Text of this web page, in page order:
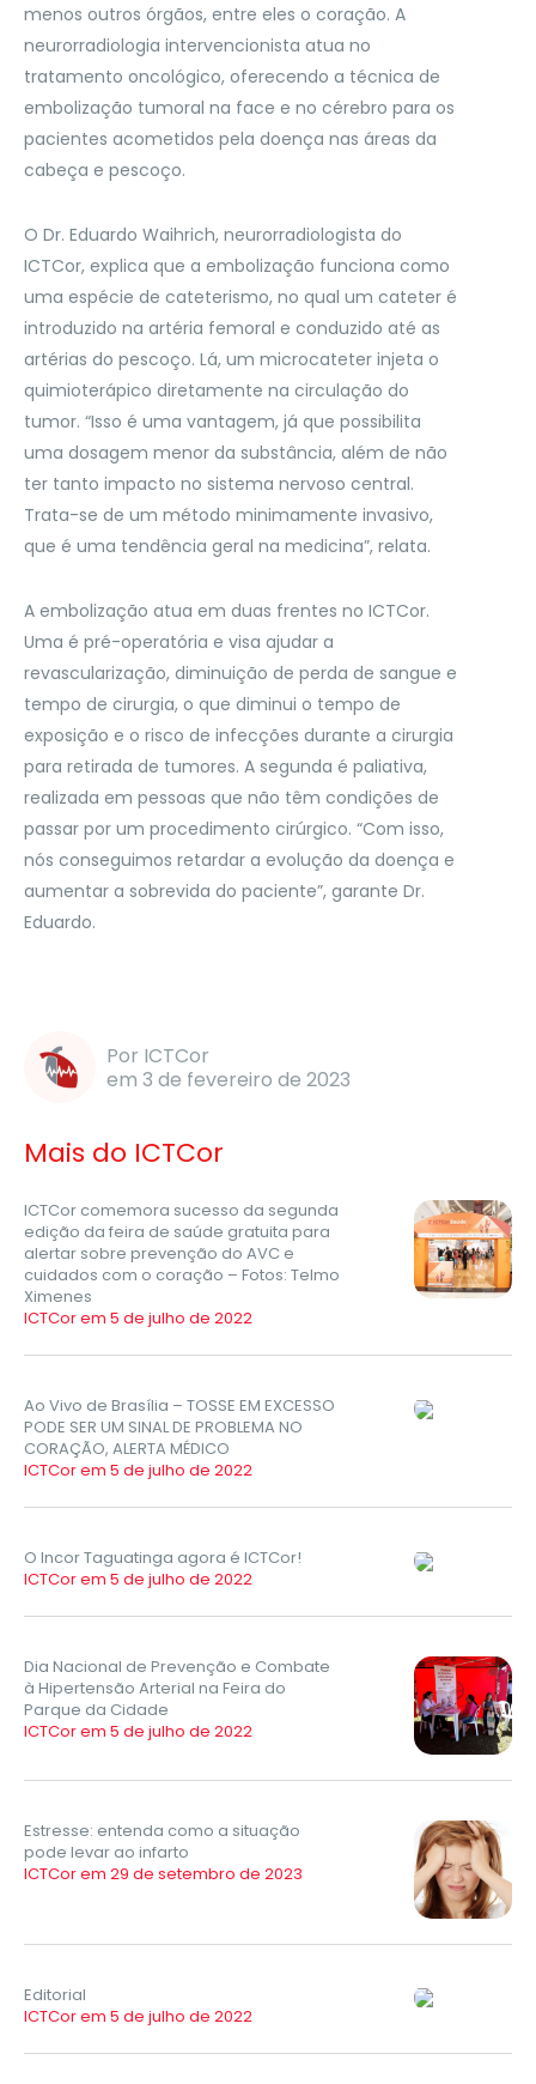
menos outros órgãos, entre eles o coração. A
neurorradiologia intervencionista atua no
tratamento oncológico, oferecendo a técnica de
embolização tumoral na face e no cérebro para os
pacientes acometidos pela doença nas áreas da
cabeça e pescoço.
O Dr. Eduardo Waihrich, neurorradiologista do
ICTCor, explica que a embolização funciona como
uma espécie de cateterismo, no qual um cateter é
introduzido na artéria femoral e conduzido até as
artérias do pescoço. Lá, um microcateter injeta o
quimioterápico diretamente na circulação do
tumor. “Isso é uma vantagem, já que possibilita
uma dosagem menor da substância, além de não
ter tanto impacto no sistema nervoso central.
Trata-se de um método minimamente invasivo,
que é uma tendência geral na medicina”, relata.
A embolização atua em duas frentes no ICTCor.
Uma é pré-operatória e visa ajudar a
revascularização, diminuição de perda de sangue e
tempo de cirurgia, o que diminui o tempo de
exposição e o risco de infecções durante a cirurgia
para retirada de tumores. A segunda é paliativa,
realizada em pessoas que não têm condições de
passar por um procedimento cirúrgico. “Com isso,
nós conseguimos retardar a evolução da doença e
aumentar a sobrevida do paciente”, garante Dr.
Eduardo.
Por ICTCor
em 3 de fevereiro de 2023
Mais do ICTCor
ICTCor comemora sucesso da segunda
edição da feira de saúde gratuita para
alertar sobre prevenção do AVC e
cuidados com o coração – Fotos: Telmo
Ximenes
ICTCor em 5 de julho de 2022
Ao Vivo de Brasília – TOSSE EM EXCESSO
PODE SER UM SINAL DE PROBLEMA NO
CORAÇÃO, ALERTA MÉDICO
ICTCor em 5 de julho de 2022
O Incor Taguatinga agora é ICTCor!
ICTCor em 5 de julho de 2022
Dia Nacional de Prevenção e Combate
à Hipertensão Arterial na Feira do
Parque da Cidade
ICTCor em 5 de julho de 2022
Estresse: entenda como a situação
pode levar ao infarto
ICTCor em 29 de setembro de 2023
Editorial
ICTCor em 5 de julho de 2022